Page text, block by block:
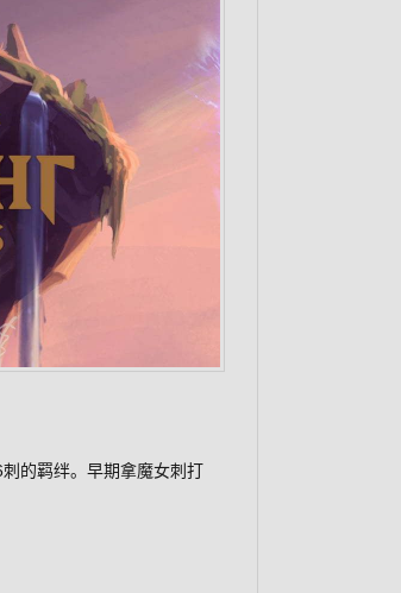
的羁绊。早期拿魔女刺打